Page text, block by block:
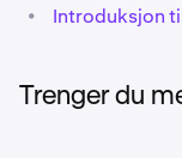
• Introduksjon
Trenger du